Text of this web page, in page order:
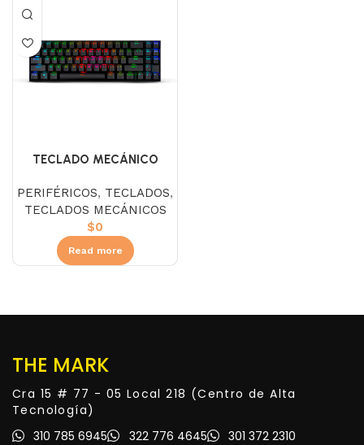
TECLADO MECÁNICO
RGB
PERIFÉRICOS, TECLADOS,
TECLADOS MECÁNICOS
$0
Read more
THE MARK
Cra 15 # 77 - 05 Local 218 (Centro de Alta
Tecnología)
310 785 6945
322 776 4645 301 372 2310